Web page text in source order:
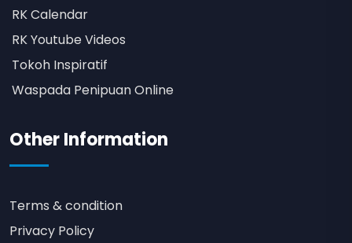
RK Calendar
RK Youtube Videos
Tokoh Inspiratif
Waspada Penipuan Online
Other Information
Terms & condition
Privacy Policy